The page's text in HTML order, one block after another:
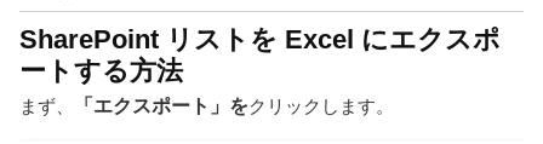
SharePoint リストを Excel にエクスポ
ートする方法
まず、 「エクスポート」をクリックします。